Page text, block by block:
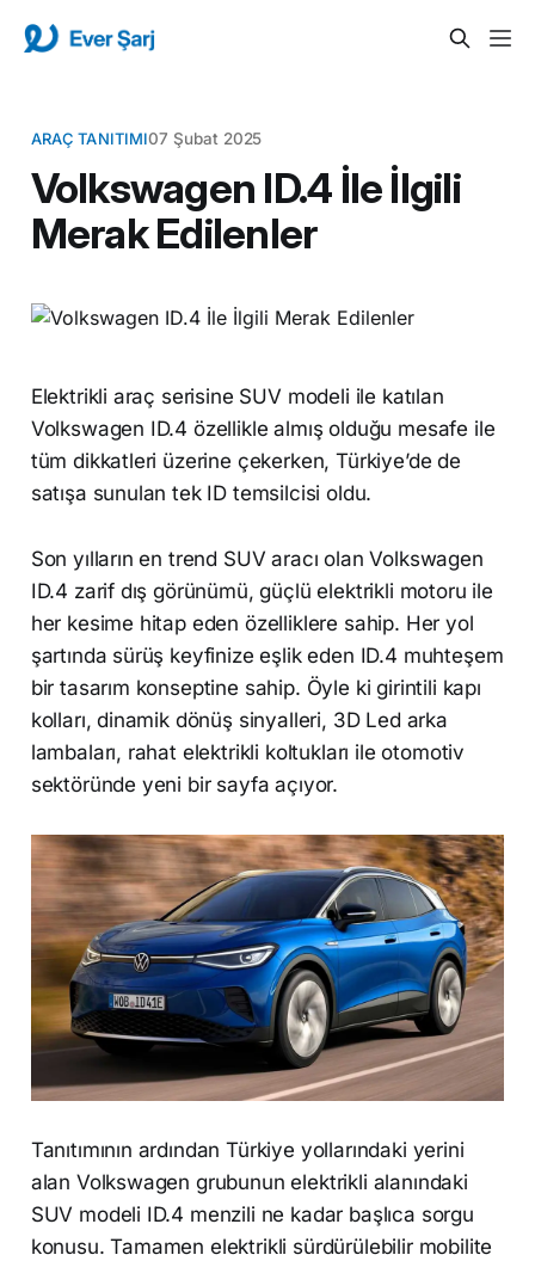
ARAÇ TANITIMI07 Şubat 2025
Volkswagen ID.4 İle İlgili
Merak Edilenler
Elektrikli araç serisine SUV modeli ile katılan
Volkswagen ID.4 özellikle almış olduğu mesafe ile
tüm dikkatleri üzerine çekerken, Türkiye’de de
satışa sunulan tek ID temsilcisi oldu.
Son yılların en trend SUV aracı olan Volkswagen
ID.4 zarif dış görünümü, güçlü elektrikli motoru ile
her kesime hitap eden özelliklere sahip. Her yol
şartında sürüş keyfinize eşlik eden ID.4 muhteşem
bir tasarım konseptine sahip. Öyle ki girintili kapı
kolları, dinamik dönüş sinyalleri, 3D Led arka
lambaları, rahat elektrikli koltukları ile otomotiv
sektöründe yeni bir sayfa açıyor.
Tanıtımının ardından Türkiye yollarındaki yerini
alan Volkswagen grubunun elektrikli alanındaki
SUV modeli ID.4 menzili ne kadar başlıca sorgu
konusu. Tamamen elektrikli sürdürülebilir mobilite